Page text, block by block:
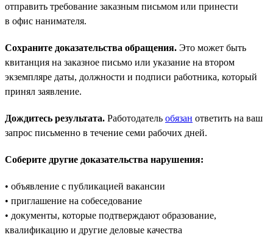
отправить требование заказным письмом или принести
в офис нанимателя.
Сохраните доказательства обращения. Это может быть
квитанция на заказное письмо или указание на втором
экземпляре даты, должности и подписи работника, который
принял заявление.
Дождитесь результата. Работодатель обязан ответить на ваш
запрос письменно в течение семи рабочих дней.
Соберите другие доказательства нарушения:
• объявление с публикацией вакансии
• приглашение на собеседование
• документы, которые подтверждают образование,
квалификацию и другие деловые качества